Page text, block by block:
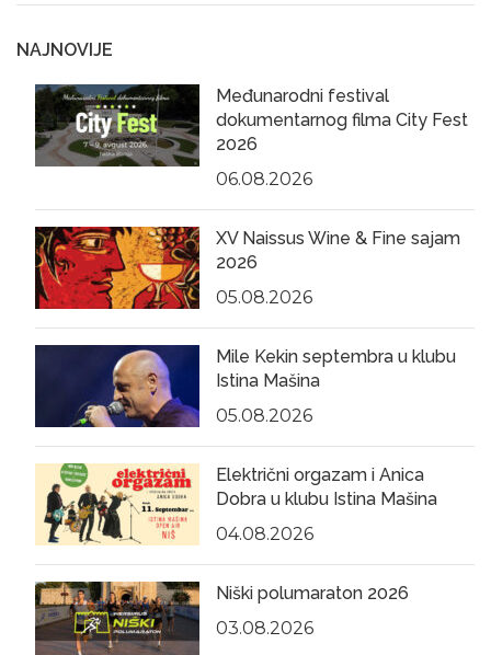
NAJNOVIJE
Međunarodni festival
dokumentarnog filma City Fest
2026
06.08.2026
XV Naissus Wine & Fine sajam
2026
05.08.2026
Mile Kekin septembra u klubu
Istina Mašina
05.08.2026
Električni orgazam i Anica
Dobra u klubu Istina Mašina
04.08.2026
Niški polumaraton 2026
03.08.2026